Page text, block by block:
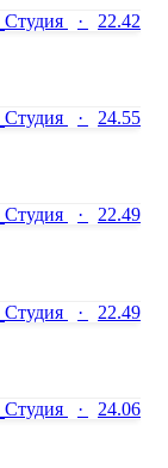
Студия ·
22.42
Студия ·
24.55
Студия ·
22.49
Студия ·
22.49
Студия ·
24.06